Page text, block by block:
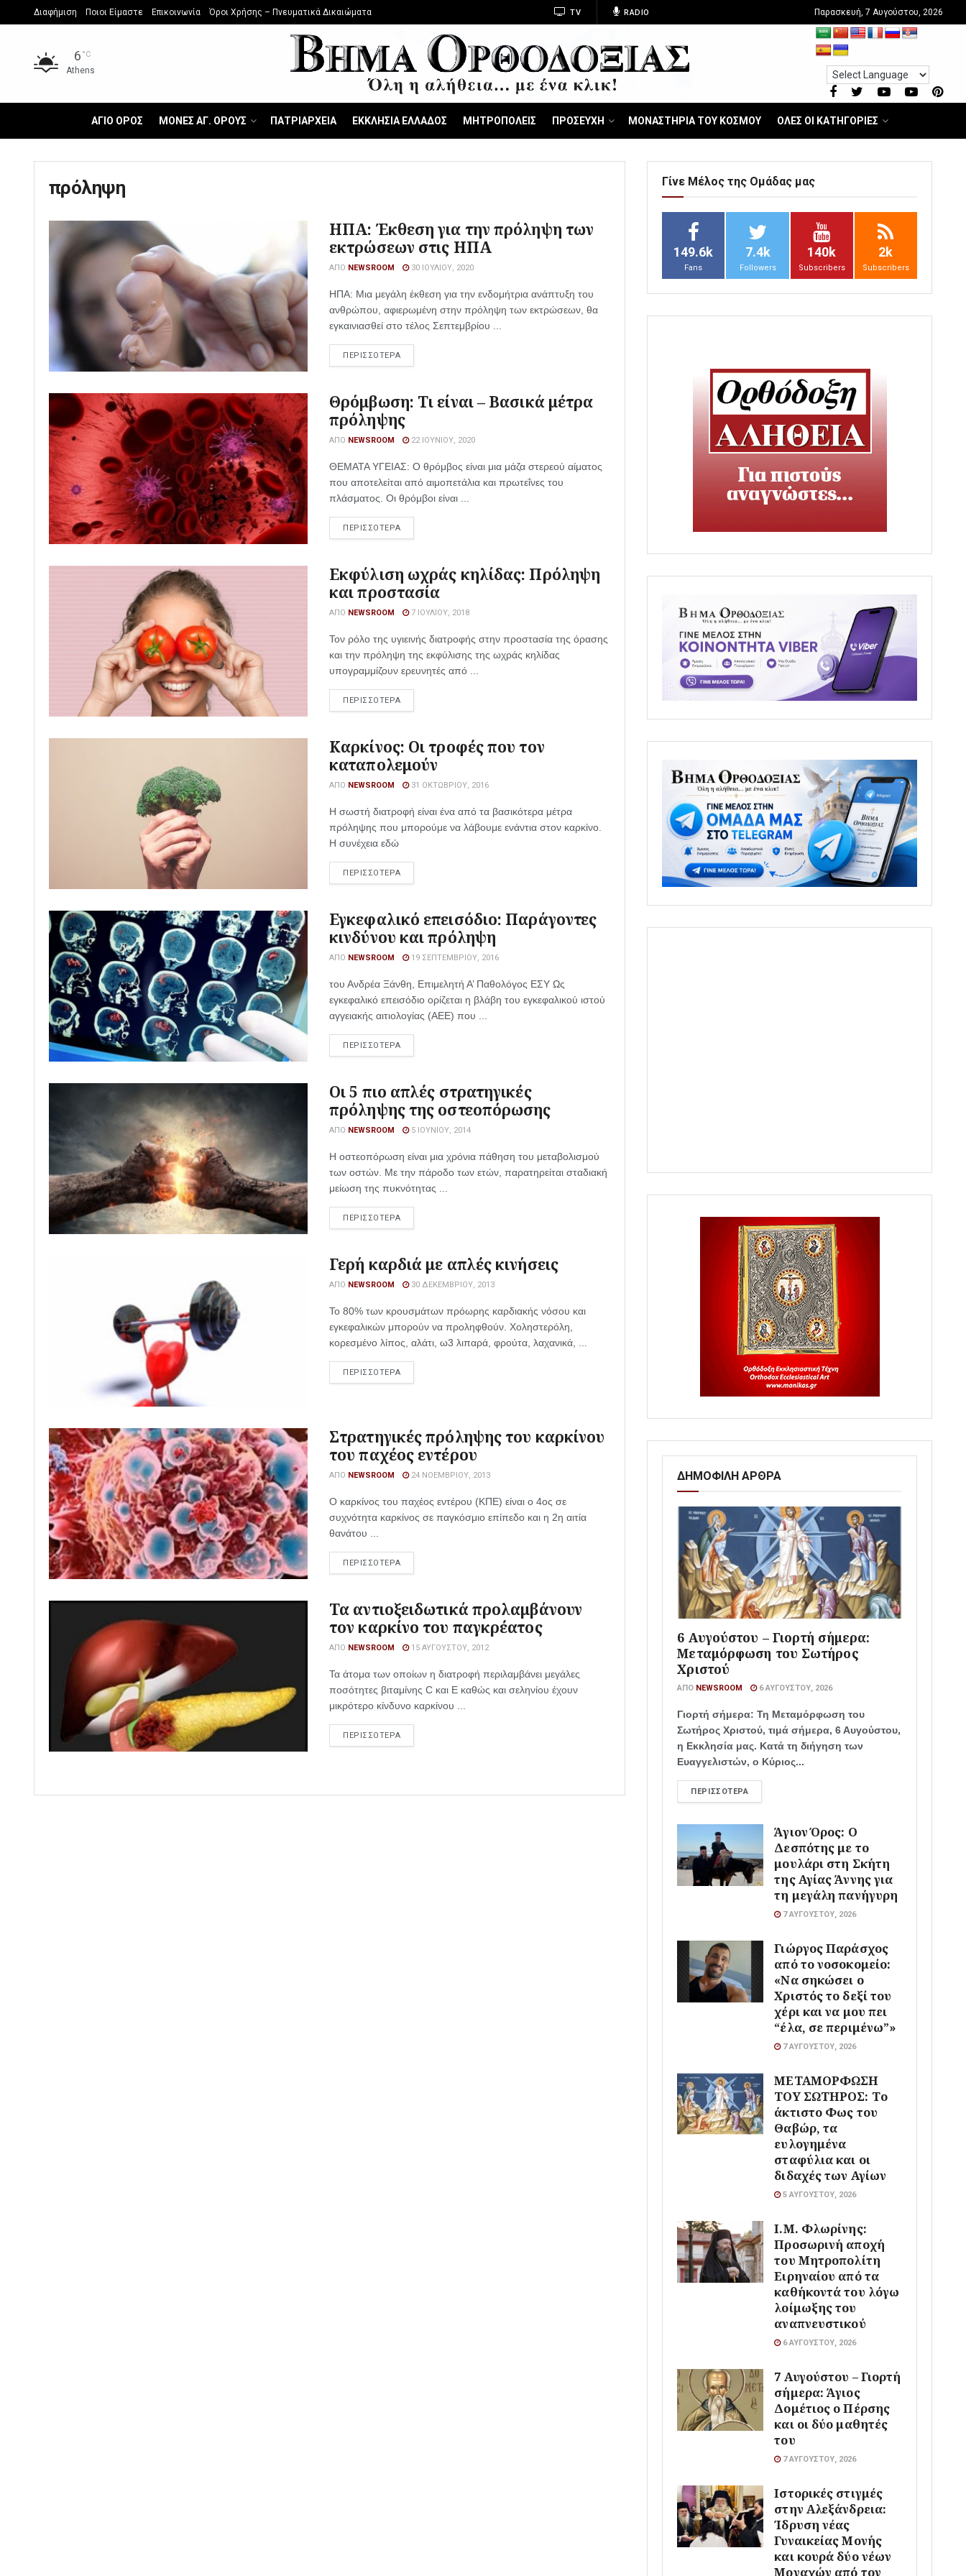
Διαφήμιση Ποιοι Είμαστε Επικοινωνία Όροι Χρήσης – Πνευματικά Δικαιώματα TV RADIO Παρασκευή, 7 Αυγούστου, 2026
6 °C
Athens
ΑΓΙΟ ΟΡΟΣ ΜΟΝΕΣ ΑΓ. ΟΡΟΥΣ ΠΑΤΡΙΑΡΧΕΙΑ ΕΚΚΛΗΣΙΑ ΕΛΛΑΔΟΣ ΜΗΤΡΟΠΟΛΕΙΣ ΠΡΟΣΕΥΧΗ ΜΟΝΑΣΤΗΡΙΑ ΤΟΥ ΚΟΣΜΟΥ ΟΛΕΣ ΟΙ ΚΑΤΗΓΟΡΙΕΣ
πρόληψη
ΗΠΑ: Έκθεση για την πρόληψη των
εκτρώσεων στις ΗΠΑ
ΑΠΌ NEWSROOM 30 ΙΟΥΛΊΟΥ, 2020
ΗΠΑ: Μια μεγάλη έκθεση για την ενδομήτρια ανάπτυξη του
ανθρώπου, αφιερωμένη στην πρόληψη των εκτρώσεων, θα
εγκαινιασθεί στο τέλος Σεπτεμβρίου ...
ΠΕΡΙΣΣΟΤΕΡΑ
Θρόμβωση: Τι είναι – Βασικά μέτρα
πρόληψης
ΑΠΌ NEWSROOM 22 ΙΟΥΝΊΟΥ, 2020
ΘΕΜΑΤΑ ΥΓΕΙΑΣ: Ο θρόμβος είναι μια μάζα στερεού αίματος
που αποτελείται από αιμοπετάλια και πρωτεΐνες του
πλάσματος. Οι θρόμβοι είναι ...
ΠΕΡΙΣΣΟΤΕΡΑ
Εκφύλιση ωχράς κηλίδας: Πρόληψη
και προστασία
ΑΠΌ NEWSROOM 7 ΙΟΥΛΊΟΥ, 2018
Τον ρόλο της υγιεινής διατροφής στην προστασία της όρασης
και την πρόληψη της εκφύλισης της ωχράς κηλίδας
υπογραμμίζουν ερευνητές από ...
ΠΕΡΙΣΣΟΤΕΡΑ
Καρκίνος: Οι τροφές που τον
καταπολεμούν
ΑΠΌ NEWSROOM 31 ΟΚΤΩΒΡΊΟΥ, 2016
Η σωστή διατροφή είναι ένα από τα βασικότερα μέτρα
πρόληψης που μπορούμε να λάβουμε ενάντια στον καρκίνο.
Η συνέχεια εδώ
ΠΕΡΙΣΣΟΤΕΡΑ
Εγκεφαλικό επεισόδιο: Παράγοντες
κινδύνου και πρόληψη
ΑΠΌ NEWSROOM 19 ΣΕΠΤΕΜΒΡΊΟΥ, 2016
του Ανδρέα Ξάνθη, Επιμελητή Α’ Παθολόγος ΕΣΥ Ως
εγκεφαλικό επεισόδιο ορίζεται η βλάβη του εγκεφαλικού ιστού
αγγειακής αιτιολογίας (ΑΕΕ) που ...
ΠΕΡΙΣΣΟΤΕΡΑ
Οι 5 πιο απλές στρατηγικές
πρόληψης της οστεοπόρωσης
ΑΠΌ NEWSROOM 5 ΙΟΥΝΊΟΥ, 2014
Η οστεοπόρωση είναι μια χρόνια πάθηση του μεταβολισμού
των οστών. Με την πάροδο των ετών, παρατηρείται σταδιακή
μείωση της πυκνότητας ...
ΠΕΡΙΣΣΟΤΕΡΑ
Γερή καρδιά με απλές κινήσεις
ΑΠΌ NEWSROOM 30 ΔΕΚΕΜΒΡΊΟΥ, 2013
Το 80% των κρουσμάτων πρόωρης καρδιακής νόσου και
εγκεφαλικών μπορούν να προληφθούν. Χοληστερόλη,
κορεσμένο λίπος, αλάτι, ω3 λιπαρά, φρούτα, λαχανικά, ...
ΠΕΡΙΣΣΟΤΕΡΑ
Στρατηγικές πρόληψης του καρκίνου
του παχέος εντέρου
ΑΠΌ NEWSROOM 24 ΝΟΕΜΒΡΊΟΥ, 2013
Ο καρκίνος του παχέος εντέρου (ΚΠΕ) είναι ο 4ος σε
συχνότητα καρκίνος σε παγκόσμιο επίπεδο και η 2η αιτία
θανάτου ...
ΠΕΡΙΣΣΟΤΕΡΑ
Τα αντιοξειδωτικά προλαμβάνουν
τον καρκίνο του παγκρέατος
ΑΠΌ NEWSROOM 15 ΑΥΓΟΎΣΤΟΥ, 2012
Τα άτομα των οποίων η διατροφή περιλαμβάνει μεγάλες
ποσότητες βιταμίνης C και Ε καθώς και σεληνίου έχουν
μικρότερο κίνδυνο καρκίνου ...
ΠΕΡΙΣΣΟΤΕΡΑ
Γίνε Μέλος της Ομάδας μας
149.6k
Fans
7.4k
Followers
140k
Subscribers
2k
Subscribers
ΔΗΜΟΦΙΛΗ ΑΡΘΡΑ
6 Αυγούστου – Γιορτή σήμερα:
Μεταμόρφωση του Σωτήρος
Χριστού
ΑΠΌ NEWSROOM 6 ΑΥΓΟΎΣΤΟΥ, 2026
Γιορτή σήμερα: Τη Μεταμόρφωση του
Σωτήρος Χριστού, τιμά σήμερα, 6 Αυγούστου,
η Εκκλησία μας. Κατά τη διήγηση των
Ευαγγελιστών, ο Κύριος...
ΠΕΡΙΣΣΌΤΕΡΑ
Άγιον Όρος: Ο
Δεσπότης με το
μουλάρι στη Σκήτη
της Αγίας Άννης για
τη μεγάλη πανήγυρη
7 ΑΥΓΟΎΣΤΟΥ, 2026
Γιώργος Παράσχος
από το νοσοκομείο:
«Να σηκώσει ο
Χριστός το δεξί του
χέρι και να μου πει
“έλα, σε περιμένω”»
7 ΑΥΓΟΎΣΤΟΥ, 2026
ΜΕΤΑΜΟΡΦΩΣΗ
ΤΟΥ ΣΩΤΗΡΟΣ: Το
άκτιστο Φως του
Θαβώρ, τα
ευλογημένα
σταφύλια και οι
διδαχές των Αγίων
5 ΑΥΓΟΎΣΤΟΥ, 2026
Ι.Μ. Φλωρίνης:
Προσωρινή αποχή
του Μητροπολίτη
Ειρηναίου από τα
καθήκοντά του λόγω
λοίμωξης του
αναπνευστικού
6 ΑΥΓΟΎΣΤΟΥ, 2026
7 Αυγούστου – Γιορτή
σήμερα: Άγιος
Δομέτιος ο Πέρσης
και οι δύο μαθητές
του
7 ΑΥΓΟΎΣΤΟΥ, 2026
Ιστορικές στιγμές
στην Αλεξάνδρεια:
Ίδρυση νέας
Γυναικείας Μονής
και κουρά δύο νέων
Μοναχών από τον